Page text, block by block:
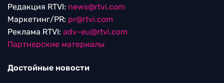
Редакция RTVI: news@rtvi.com
Маркетинг/PR: pr@rtvi.com
Реклама RTVI: adv-eu@rtvi.com
Партнерские материалы
Достойные новости